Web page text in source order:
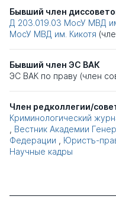
Бывший член
Д 203.019.03 МосУ МВД
МосУ МВД им. Кикотя
Бывший член ЭС ВАК
ЭС ВАК по праву (член
Член редколлегии/
Криминологический
, Вестник Академии
Федерации , Юристъ-
Научные кадры